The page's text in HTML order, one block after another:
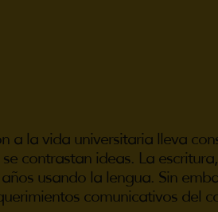
a la vida universitaria lleva
contrastan ideas. La
usando la lengua. Sin
comunicativos del